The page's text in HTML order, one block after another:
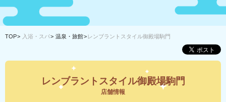
TOP 入浴・スパ 温泉・旅館 レンブラントスタイル御殿場駒門
レンブラントスタイル御殿場駒門
店舗情報